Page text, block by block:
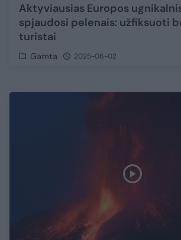
Aktyviausias Europos
spjaudosi pelenais: užfiksuoti
turistai
Gamta 2025-06-02